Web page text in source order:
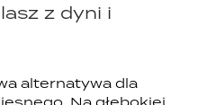
z dyni i
alternatywa dla